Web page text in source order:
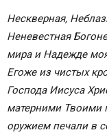
Молитва к
Молитва ко
Марии
Молитва
Молитва
Молитва
Молитвы
Нескверная,
Неневестная
мира и Надежде
Егоже из чистых
Господа Иисуса
матерними Твоими
оружием печали в